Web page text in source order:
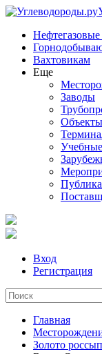
Вахтовикам
Еще
Заводы
Объекты
Вход
Регистрация
Главная
Золото